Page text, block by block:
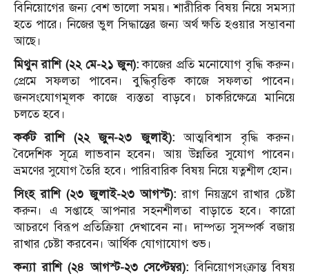
বিনিয়োগের জন্য বেশ ভালো সময়। শারীরিক বিষয় নিয়ে সমস্যা
হতে পারে। নিজের ভুল সিদ্ধান্তের জন্য অর্থ ক্ষতি হওয়ার সম্ভাবনা
আছে।
মিথুন রাশি (২২ মে-২১ জুন):কাজের প্রতি মনোযোগ বৃদ্ধি করুন।
প্রেমে সফলতা পাবেন। বুদ্ধিবৃত্তিক কাজে সফলতা পাবেন।
জনসংযোগমূলক কাজে ব্যস্ততা বাড়বে। চাকরিক্ষেত্রে মানিয়ে
চলতে হবে।
কর্কট রাশি (২২ জুন-২৩ জুলাই):আত্মবিশ্বাস বৃদ্ধি করুন।
বৈদেশিক সূত্রে লাভবান হবেন। আয় উন্নতির সুযোগ পাবেন।
ভ্রমণের সুযোগ তৈরি হবে। পারিবারিক বিষয় নিয়ে যত্নশীল হোন।
সিংহ রাশি (২৩ জুলাই-২৩ আগস্ট):রাগ নিয়ন্ত্রণে রাখার চেষ্টা
করুন। এ সপ্তাহে আপনার সহনশীলতা বাড়াতে হবে। কারো
আচরণে বিরূপ প্রতিক্রিয়া দেখাবেন না। দাম্পত্য সুসম্পর্ক বজায়
রাখার চেষ্টা করবেন। আর্থিক যোগাযোগ শুভ।
কন্যা রাশি (২৪ আগস্ট-২৩ সেপ্টেম্বর): বিনিয়োগসংক্রান্ত বিষয়